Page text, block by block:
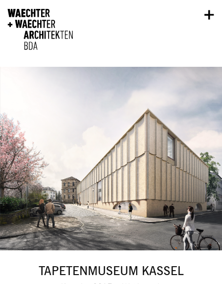
TAPETENMUSEUM KASSEL